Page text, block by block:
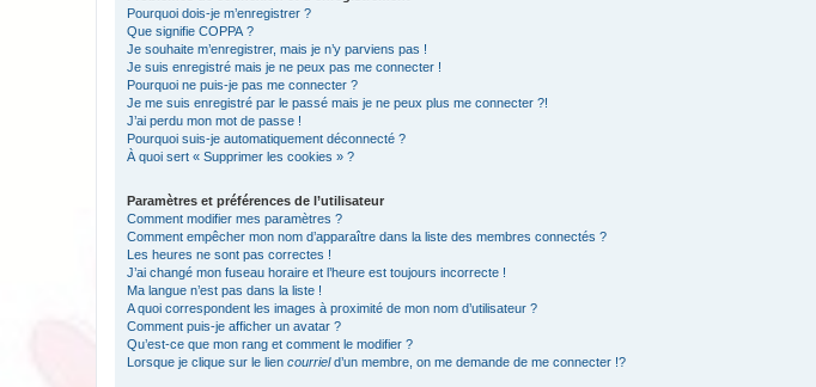
Pourquoi dois-je m’enregistrer ?
Que signifie COPPA ?
Je souhaite m’enregistrer, mais je n’y parviens pas !
Je suis enregistré mais je ne peux pas me connecter !
Pourquoi ne puis-je pas me connecter ?
Je me suis enregistré par le passé mais je ne peux plus me connecter ?!
J’ai perdu mon mot de passe !
Pourquoi suis-je automatiquement déconnecté ?
À quoi sert « Supprimer les cookies » ?
Paramètres et préférences de l’utilisateur
Comment modifier mes paramètres ?
Comment empêcher mon nom d’apparaître dans la liste des membres connectés ?
Les heures ne sont pas correctes !
J’ai changé mon fuseau horaire et l’heure est toujours incorrecte !
Ma langue n’est pas dans la liste !
A quoi correspondent les images à proximité de mon nom d’utilisateur ?
Comment puis-je afficher un avatar ?
Qu’est-ce que mon rang et comment le modifier ?
Lorsque je clique sur le lien courrield’un membre, on me demande de me connecter !?